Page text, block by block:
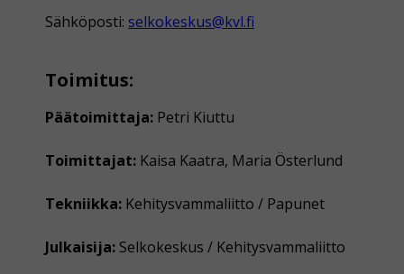
Sähköposti: selkokeskus@kvl.fi
Toimitus:
Päätoimittaja: Petri Kiuttu
Toimittajat: Kaisa Kaatra, Maria Österlund
Tekniikka: Kehitysvammaliitto / Papunet
Julkaisija: Selkokeskus / Kehitysvammaliitto